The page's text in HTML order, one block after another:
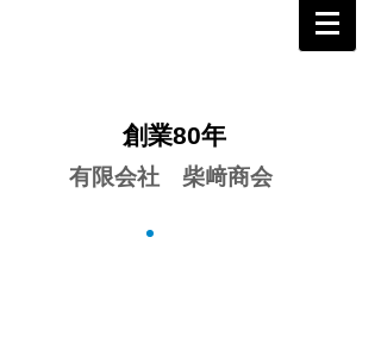
創業80年
有限会社 柴﨑商会